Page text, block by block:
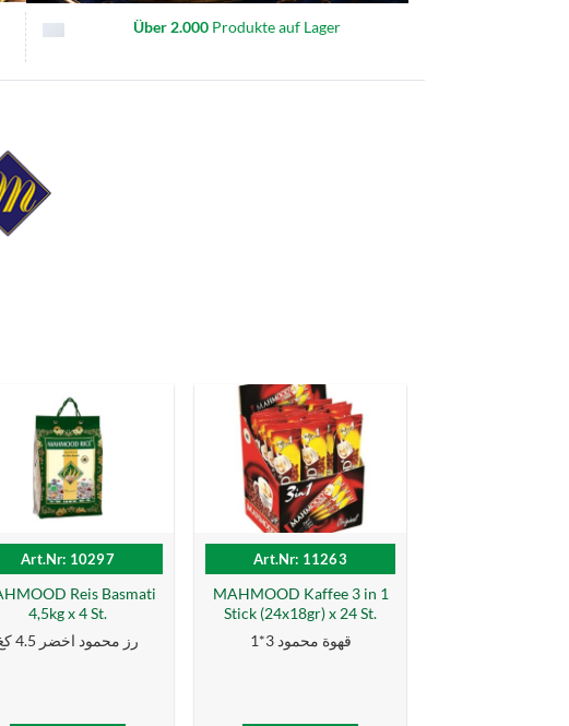
Über 2.000 Produkte auf Lager
Art.Nr: 10297
Reis Basmati
4,5kg x 4 St.
رز محمود اخضر 4.5 كغ
Art.Nr: 11263
MAHMOOD Kaffee 3 in 1
Stick (24x18gr) x 24 St.
قهوة محمود 3*1